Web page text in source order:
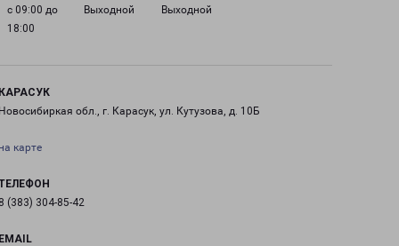
с 09:00 до
18:00
Выходной Выходной
обл., г. Карасук, ул. Кутузова, д. 10Б
карте
(383) 304-85-42